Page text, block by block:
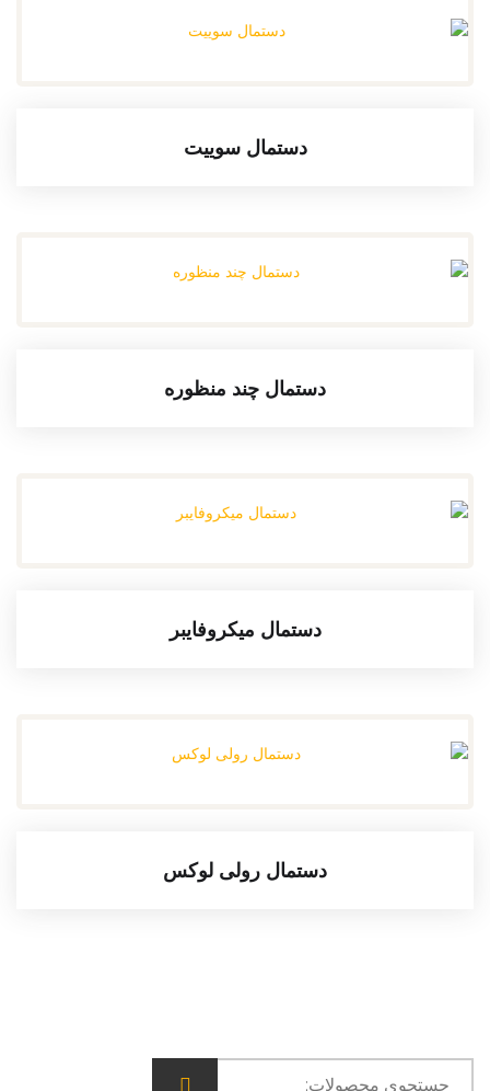
دستمال سوییت
دستمال چند منظوره
دستمال میکروفایبر
دستمال رولی لوکس